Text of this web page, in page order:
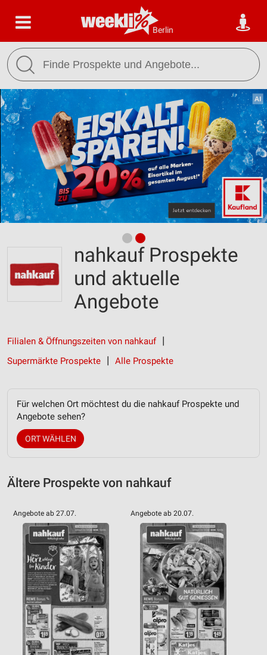
Berlin
nahkauf Prospekte
und aktuelle
Angebote
Filialen & Öffnungszeiten von nahkauf
Supermärkte Prospekte
Alle Prospekte
Für welchen Ort möchtest du die nahkauf Prospekte und
Angebote sehen?
ORT WÄHLEN
Ältere Prospekte von nahkauf
Angebote ab 27.07. Angebote ab 20.07.